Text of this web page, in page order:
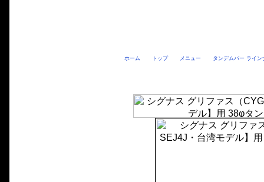
ホーム トップ メニュー タンデムバー ライン